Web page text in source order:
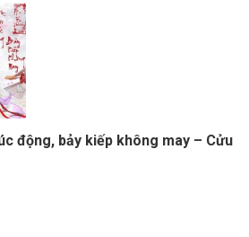
động, bảy kiếp không may – Cửu